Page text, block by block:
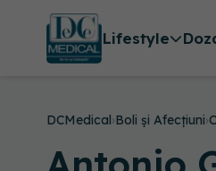
Lifestyle
DCMedical›Boli și Afecțiuni›